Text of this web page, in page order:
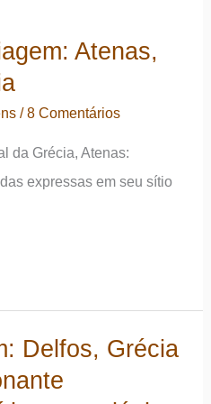
Atenas,
/8 Comentários
da Grécia, Atenas:
expressas em seu sítio
Delfos, Grécia